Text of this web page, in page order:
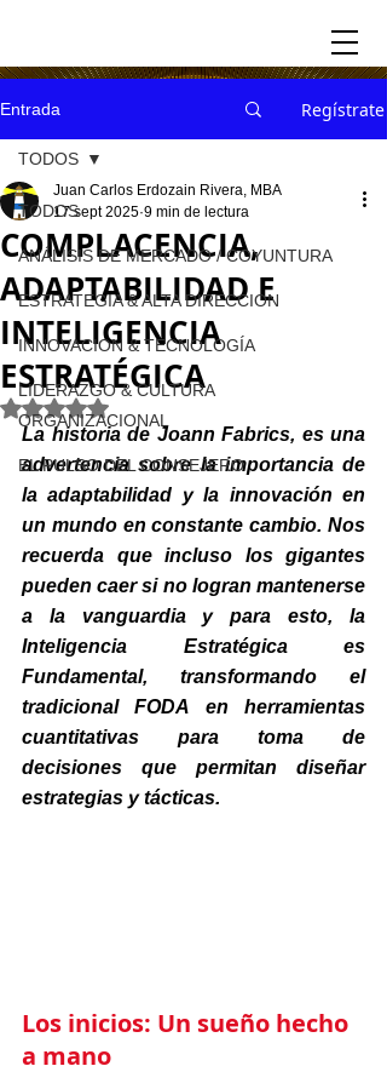
Entrada Regístrate
TODOS
ANÁLISIS DE MERCADO / COYUNTURA
ESTRATEGIA & ALTA DIRECCION
INNOVACION & TECNOLOGÍA
LIDERAZGO & CULTURA
ORGANIZACIONAL
EL PULSO DEL CONSEJERO
TODOS
COMPLACENCIA,
ADAPTABILIDAD E
INTELIGENCIA
ESTRATÉGICA
Juan Carlos Erdozain Rivera, MBA
17 sept 2025 9 min de lectura
Obtuvo NaN de 5 estrellas.
La historia de Joann Fabrics, es una
advertencia sobre la importancia de
la adaptabilidad y la innovación en
un mundo en constante cambio. Nos
recuerda que incluso los gigantes
pueden caer si no logran mantenerse
a la vanguardia y para esto, la
Inteligencia Estratégica es
Fundamental, transformando el
tradicional FODA en herramientas
cuantitativas para toma de
decisiones que permitan diseñar
estrategias y tácticas.
Los inicios: Un sueño hecho
a mano